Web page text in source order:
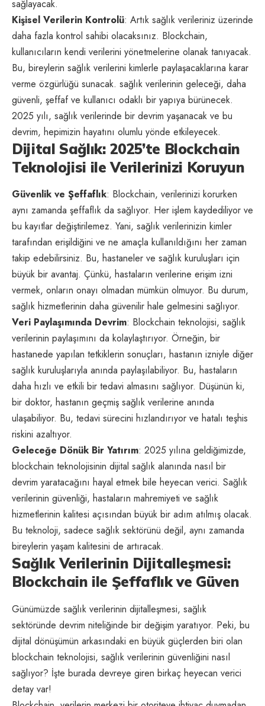
sağlayacak.
Kişisel Verilerin Kontrolü: Artık sağlık verileriniz üzerinde
daha fazla kontrol sahibi olacaksınız. Blockchain,
kullanıcıların kendi verilerini yönetmelerine olanak tanıyacak.
Bu, bireylerin sağlık verilerini kimlerle paylaşacaklarına karar
verme özgürlüğü sunacak. sağlık verilerinin geleceği, daha
güvenli, şeffaf ve kullanıcı odaklı bir yapıya bürünecek.
2025 yılı, sağlık verilerinde bir devrim yaşanacak ve bu
devrim, hepimizin hayatını olumlu yönde etkileyecek.
Dijital Sağlık: 2025’te Blockchain
Teknolojisi ile Verilerinizi Koruyun
Güvenlik ve Şeffaflık: Blockchain, verilerinizi korurken
aynı zamanda şeffaflık da sağlıyor. Her işlem kaydediliyor ve
bu kayıtlar değiştirilemez. Yani, sağlık verilerinizin kimler
tarafından erişildiğini ve ne amaçla kullanıldığını her zaman
takip edebilirsiniz. Bu, hastaneler ve sağlık kuruluşları için
büyük bir avantaj. Çünkü, hastaların verilerine erişim izni
vermek, onların onayı olmadan mümkün olmuyor. Bu durum,
sağlık hizmetlerinin daha güvenilir hale gelmesini sağlıyor.
Veri Paylaşımında Devrim: Blockchain teknolojisi, sağlık
verilerinin paylaşımını da kolaylaştırıyor. Örneğin, bir
hastanede yapılan tetkiklerin sonuçları, hastanın izniyle diğer
sağlık kuruluşlarıyla anında paylaşılabiliyor. Bu, hastaların
daha hızlı ve etkili bir tedavi almasını sağlıyor. Düşünün ki,
bir doktor, hastanın geçmiş sağlık verilerine anında
ulaşabiliyor. Bu, tedavi sürecini hızlandırıyor ve hatalı teşhis
riskini azaltıyor.
Geleceğe Dönük Bir Yatırım: 2025 yılına geldiğimizde,
blockchain teknolojisinin dijital sağlık alanında nasıl bir
devrim yaratacağını hayal etmek bile heyecan verici. Sağlık
verilerinin güvenliği, hastaların mahremiyeti ve sağlık
hizmetlerinin kalitesi açısından büyük bir adım atılmış olacak.
Bu teknoloji, sadece sağlık sektörünü değil, aynı zamanda
bireylerin yaşam kalitesini de artıracak.
Sağlık Verilerinin Dijitalleşmesi:
Blockchain ile Şeffaflık ve Güven
Günümüzde sağlık verilerinin dijitalleşmesi, sağlık
sektöründe devrim niteliğinde bir değişim yaratıyor. Peki, bu
dijital dönüşümün arkasındaki en büyük güçlerden biri olan
blockchain teknolojisi, sağlık verilerinin güvenliğini nasıl
sağlıyor? İşte burada devreye giren birkaç heyecan verici
detay var!